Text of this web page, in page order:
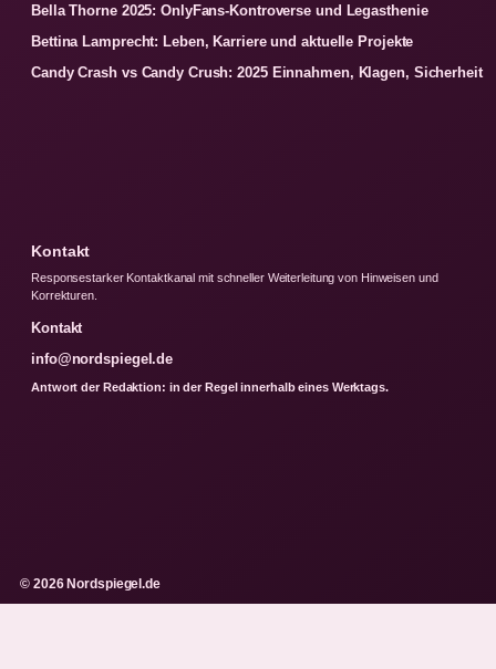
Bella Thorne 2025: OnlyFans-Kontroverse und Legasthenie
Bettina Lamprecht: Leben, Karriere und aktuelle Projekte
Candy Crash vs Candy Crush: 2025 Einnahmen, Klagen, Sicherheit
Kontakt
Responsestarker Kontaktkanal mit schneller Weiterleitung von Hinweisen und
Korrekturen.
Kontakt
info@nordspiegel.de
Antwort der Redaktion: in der Regel innerhalb eines Werktags.
© 2026 Nordspiegel.de